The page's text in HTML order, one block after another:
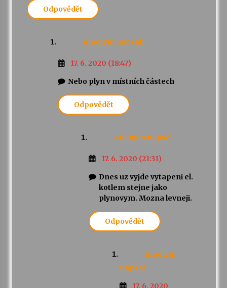
Odpovědět
Anonym napsal:
17. 6. 2020 (18:47)
Nebo plyn v místních částech
Odpovědět
Anonym napsal:
17. 6. 2020 (21:31)
Dnes uz vyjde vytapeni el.
kotlem stejne jako
plynovym. Mozna levneji.
Odpovědět
Anonym
napsal:
17. 6. 2020